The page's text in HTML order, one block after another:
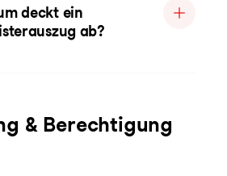
deckt ein
ab?
& Berechtigung